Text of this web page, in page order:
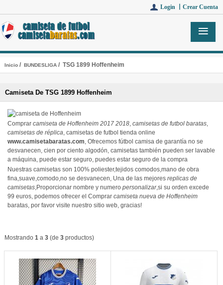
Login 丨 Crear Cuenta
Inicio/ BUNDESLIGA/ TSG 1899 Hoffenheim
Camiseta De TSG 1899 Hoffenheim
Comprar camiseta de Hoffenheim 2017 2018, camisetas de futbol baratas,
camisetas de réplica, camisetas de futbol tienda online
www.camisetabaratas.com, Ofrecemos fútbol camisa de garantía no se
desvanecen, cien por ciento algodón, camisetas también pueden ser lavable
a máquina, puede estar seguro, puedes estar seguro de la compra
Nuestras camisetas son 100% poliester,tejidos comodos,mano de obra
fina,suave,comodo,no se desvanecen, Una de las mejores replicas de
camisetas,Proporcionar nombre y numero personalizar,si su orden excede
99 euros, podemos ofrecer el Comprar camiseta nueva de Hoffenheim
baratas, por favor visite nuestro sitio web, gracias!
Mostrando 1a 3(de 3productos)